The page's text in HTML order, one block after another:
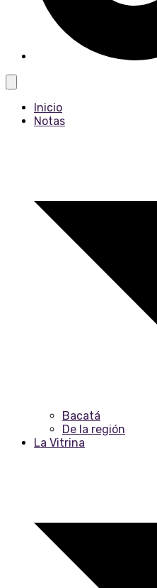
Inicio
Notas
Bacatá
De la región
La Vitrina